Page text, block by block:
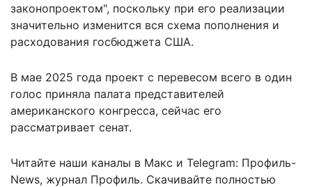
законопроектом", поскольку при его реализации
значительно изменится вся схема пополнения и
расходования госбюджета США.
В мае 2025 года проект с перевесом всего в один
голос приняла палата представителей
американского конгресса, сейчас его
рассматривает сенат.
Читайте наши каналы в Макс и Telegram: Профиль-
News, журнал Профиль. Скачивайте полностью